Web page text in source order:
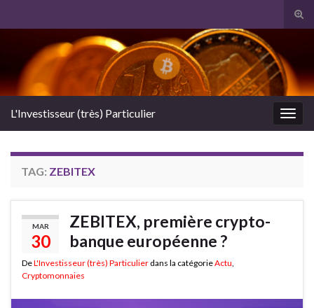
Search for:
L'Investisseur (très) Particulier
TAG: ZEBITEX
MAR
30
ZEBITEX, première crypto-
banque européenne ?
DeL'Investisseur (très) Particulier dans la catégorieActu
Cryptomonnaies